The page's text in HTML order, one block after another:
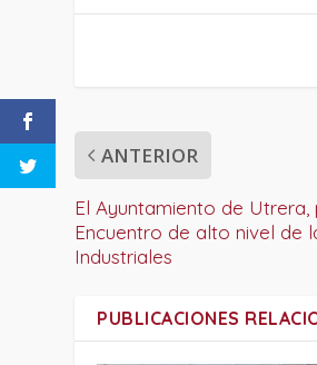
ANTERIOR
El Ayuntamiento de Utrera,
Encuentro de alto nivel de
Industriales
PUBLICACIONES